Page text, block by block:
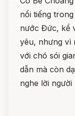
nổi tiếng
nước Đức, kể
yêu, nhưng vì
với chó sói
dẫn mà còn
nghe lời người